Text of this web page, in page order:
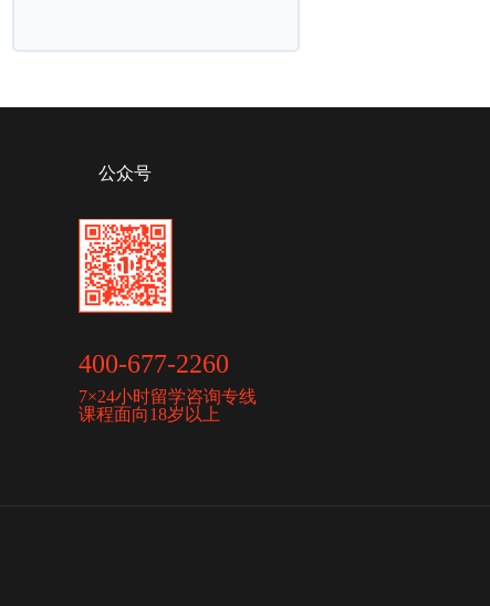
公众号
400-677-2260
7×24小时留学咨询专线
课程面向18岁以上